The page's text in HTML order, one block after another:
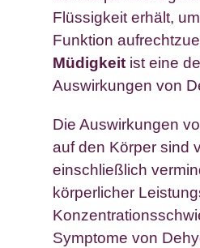
Flüssigkeit erhält,
Funktion
Müdigkeitist eine
Auswirkungen von
Die Auswirkungen
auf den Körper sind
einschließlich
körperlicher
Symptome von